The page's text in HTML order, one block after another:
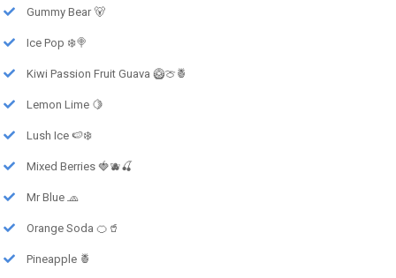
Gummy Bear 🐻
Ice Pop ❄️🍭
Kiwi Passion Fruit Guava 🥝🍈🍍
Lemon Lime 🍋
Lush Ice 🍉❄️
Mixed Berries 🍓🫐🍒
Mr Blue 🧢
Orange Soda 🍊🥤
Pineapple 🍍